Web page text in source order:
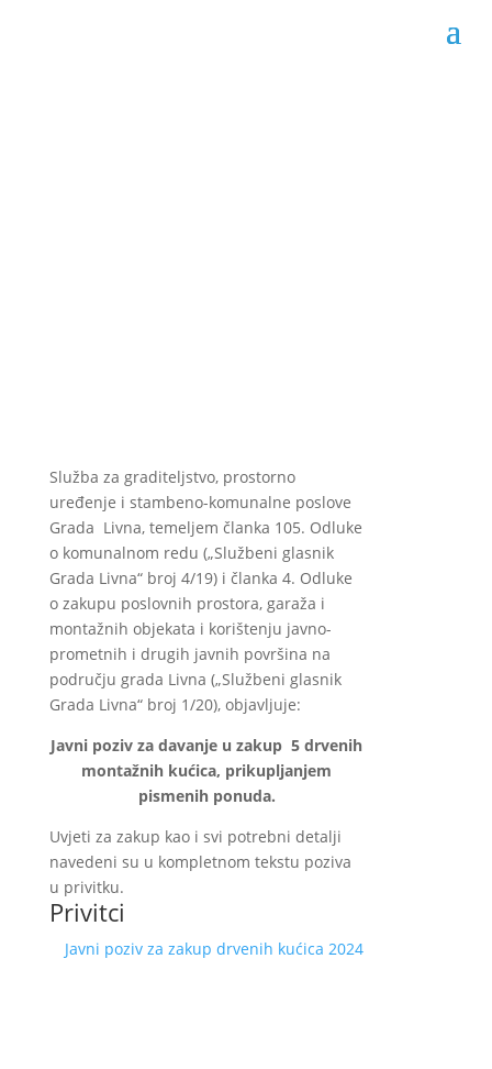
Služba za graditeljstvo, prostorno
uređenje i stambeno-komunalne poslove
Grada Livna, temeljem članka 105. Odluke
o komunalnom redu („Službeni glasnik
Grada Livna“ broj 4/19) i članka 4. Odluke
o zakupu poslovnih prostora, garaža i
montažnih objekata i korištenju javno-
prometnih i drugih javnih površina na
području grada Livna („Službeni glasnik
Grada Livna“ broj 1/20), objavljuje:
Javni pozivza davanje u zakup 5 drvenih
montažnih kućica, prikupljanjem
pismenih ponuda.
Uvjeti za zakup kao i svi potrebni detalji
navedeni su u kompletnom tekstu poziva
u privitku.
Privitci
Javni poziv za zakup drvenih kućica 2024